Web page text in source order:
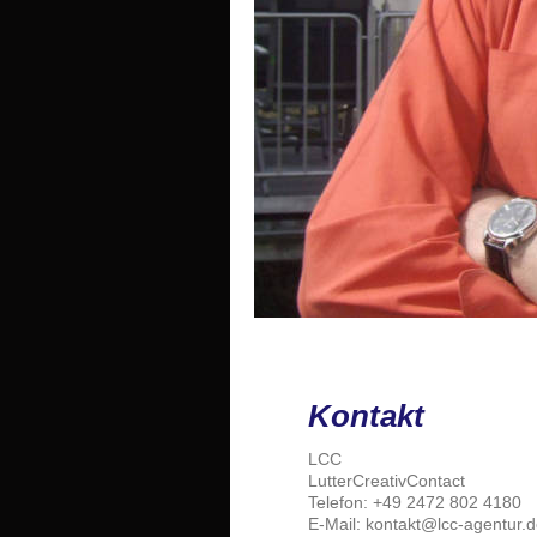
Kontakt
LCC
LutterCreativContact
Telefon: +49 2472 802 4180
E-Mail: kontakt@lcc-